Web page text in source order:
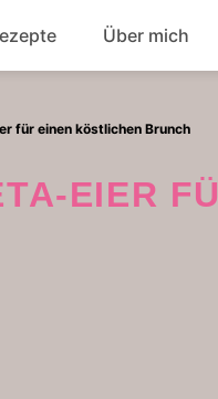
Über mich
für einen köstlichen Brunch
EIER